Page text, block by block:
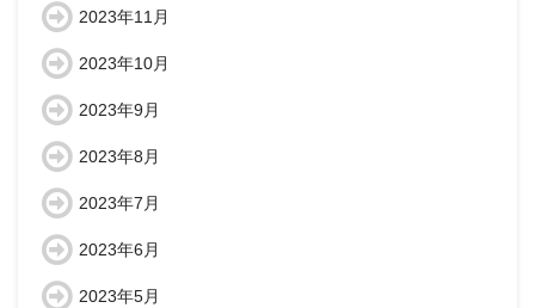
2023年11月
2023年10月
2023年9月
2023年8月
2023年7月
2023年6月
2023年5月